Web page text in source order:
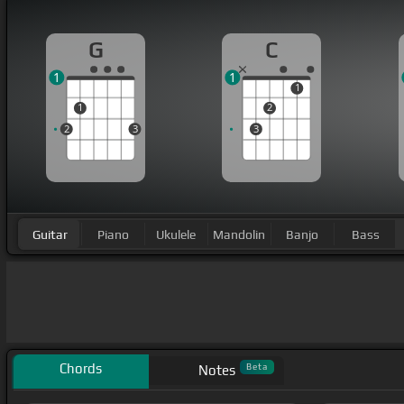
G
2
1
3
1
C
3
2
1
1
Guitar Piano Ukulele Mandolin Banjo Bass
Chords Notes Beta